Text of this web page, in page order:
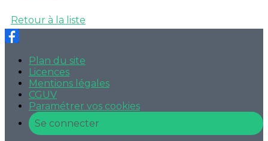
Retour à la liste
Plan du site
Licences
Mentions légales
CGUV
Paramétrer vos cookies
Se connecter